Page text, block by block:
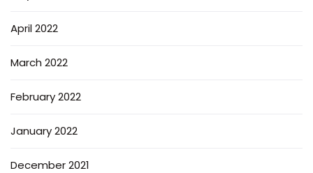
April 2022
March 2022
February 2022
January 2022
December 2021